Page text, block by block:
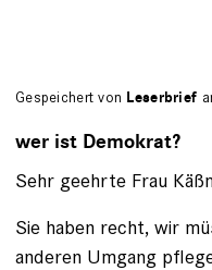
Gespeichert von Leserbrief
wer ist Demokrat?
Sehr geehrte Frau
Sie haben recht, wir
anderen Umgang